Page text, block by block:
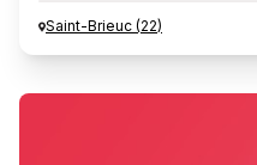
Saint-Brieuc (22)